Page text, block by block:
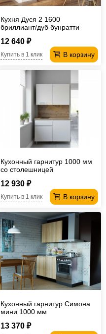
Кухня Дуся 2 1600
бриллиант/дуб бунратти
12 640 ₽
В корзину
Купить в 1 клик
Кухонный гарнитур 1000 мм
со столешницей
12 930 ₽
В корзину
Купить в 1 клик
Кухонный гарнитур Симона
мини 1000 мм
13 370 ₽